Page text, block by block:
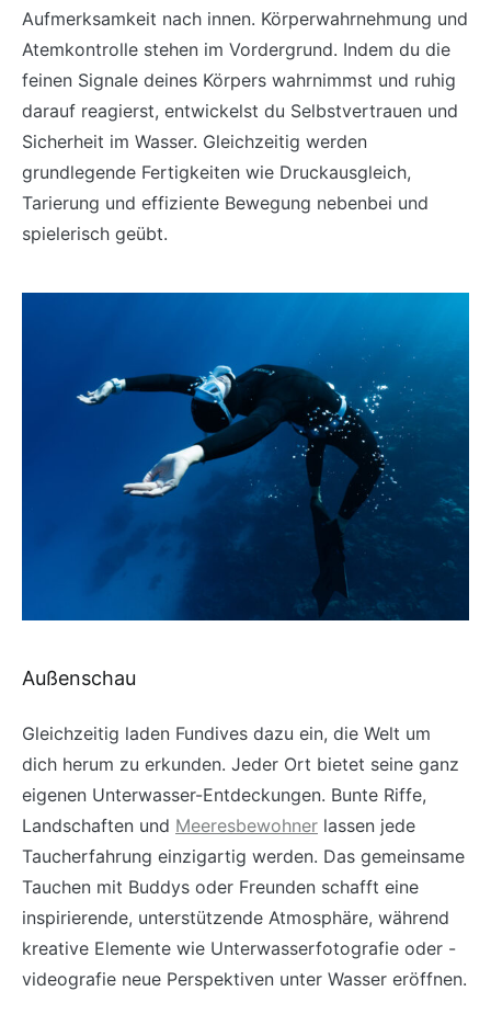
Aufmerksamkeit nach innen. Körperwahrnehmung und
Atemkontrolle stehen im Vordergrund. Indem du die
feinen Signale deines Körpers wahrnimmst und ruhig
darauf reagierst, entwickelst du Selbstvertrauen und
Sicherheit im Wasser. Gleichzeitig werden
grundlegende Fertigkeiten wie Druckausgleich,
Tarierung und effiziente Bewegung nebenbei und
spielerisch geübt.
Außenschau
Gleichzeitig laden Fundives dazu ein, die Welt um
dich herum zu erkunden. Jeder Ort bietet seine ganz
eigenen Unterwasser-Entdeckungen. Bunte Riffe,
Landschaften und Meeresbewohner lassen jede
Taucherfahrung einzigartig werden. Das gemeinsame
Tauchen mit Buddys oder Freunden schafft eine
inspirierende, unterstützende Atmosphäre, während
kreative Elemente wie Unterwasserfotografie oder -
videografie neue Perspektiven unter Wasser eröffnen.